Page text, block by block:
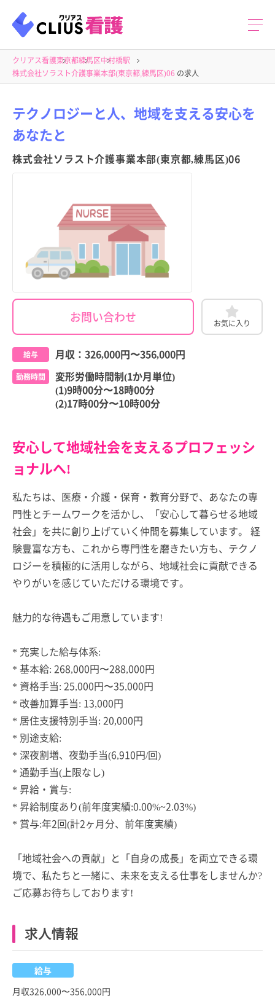
クリアス看護東京都練馬区中村橋駅
株式会社ソラスト介護事業本部(東京都,練馬区)06 の求人
テクノロジーと人、地域を支える安心を
あなたと
株式会社ソラスト介護事業本部(東京都,練馬区)06
お問い合わせ お気に入り
給与 月収： 326,000円〜356,000円
勤務時間
変形労働時間制(1か月単位)
(1)9時00分〜18時00分
(2)17時00分〜10時00分
安心して地域社会を支えるプロフェッシ
ョナルへ!
私たちは、医療・介護・保育・教育分野で、あなたの専
門性とチームワークを活かし、「安心して暮らせる地域
社会」を共に創り上げていく仲間を募集しています。 経
験豊富な方も、これから専門性を磨きたい方も、テクノ
ロジーを積極的に活用しながら、地域社会に貢献できる
やりがいを感じていただける環境です。
魅力的な待遇もご用意しています!
* 充実した給与体系:
* 基本給: 268,000円〜288,000円
* 資格手当: 25,000円〜35,000円
* 改善加算手当: 13,000円
* 居住支援特別手当: 20,000円
* 別途支給:
* 深夜割増、夜勤手当(6,910円/回)
* 通勤手当(上限なし)
* 昇給・賞与:
* 昇給制度あり(前年度実績:0.00%~2.03%)
* 賞与:年2回(計2ヶ月分、前年度実績)
「地域社会への貢献」と「自身の成長」を両立できる環
境で、私たちと一緒に、未来を支える仕事をしませんか?
ご応募お待ちしております!
求人情報
給与
月収326,000〜356,000円